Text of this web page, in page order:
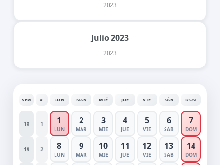
2023
Julio 2023
2023
SEM # LUN MAR MIÉ JUE VIE SÁB DOM
18 1 1
LUN
2
MAR
3
MIE
4
JUE
5
VIE
6
SAB
7
DOM
19 2 8
LUN
9
MAR
10
MIE
11
JUE
12
VIE
13
SAB
14
DOM